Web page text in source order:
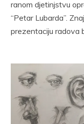
ranom djetinjstvu
“Petar Lubarda”.
prezentaciju radova